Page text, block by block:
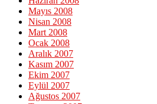
Mayıs 2008
Nisan 2008
Mart 2008
Ocak 2008
Aralık 2007
Kasım 2007
Ekim 2007
Eylül 2007
Ağustos 2007